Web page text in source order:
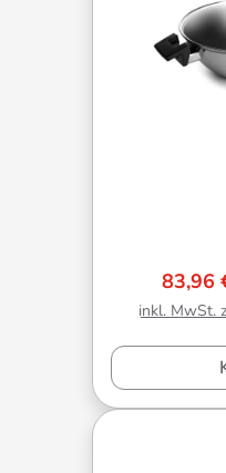
83,96
inkl. MwSt.